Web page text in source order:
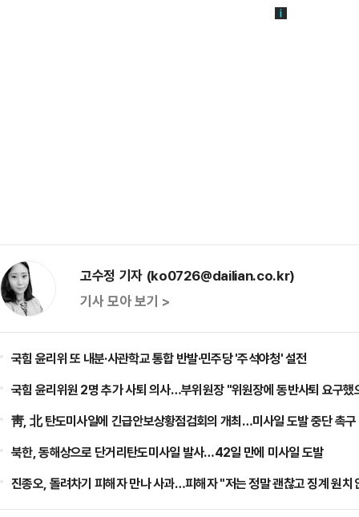
고수정 기자 (ko0726@dailian.co.kr)
기사 모아 보기 >
국힘 윤리위 또 내분·사관학교 통합 반발·민주당 '주석야청' 설전
국힘 윤리위원 2명 추가 사퇴 의사…부위원장 "위원장에 동반사퇴 요구했
靑, 北 탄도미사일에 긴급안보상황점검회의 개최…미사일 도발 중단 촉구
북한, 동해상으로 단거리탄도미사일 발사…42일 만에 미사일 도발
진종오, 돌려차기 피해자 만나 사과…피해자 "저는 정말 괜찮고 징계 원치